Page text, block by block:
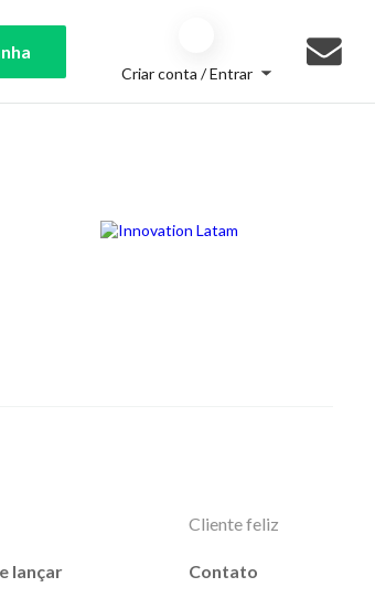
Criar conta / Entrar
lançar
Cliente feliz
Contato